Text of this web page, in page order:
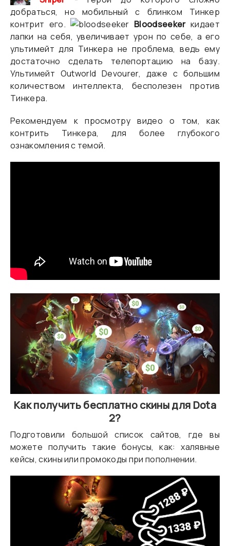
добраться, но мобильный с блинком Тинкер
контрит его.
Bloodseekerкидает
лапки на себя, увеличивает урон по себе, а его
ультимейт для Тинкера не проблема, ведь ему
достаточно сделать телепортацию на базу.
Ультимейт Outworld Devourer, даже с большим
количеством интеллекта, бесполезен против
Тинкера.
Рекомендуем к просмотру видео о том, как
контрить Тинкера, для более глубокого
ознакомления с темой.
Как получить бесплатно скины для Dota
2?
Подготовили большой список сайтов, где вы
можете получить такие бонусы, как: халявные
кейсы, скины или промокоды при пополнении.